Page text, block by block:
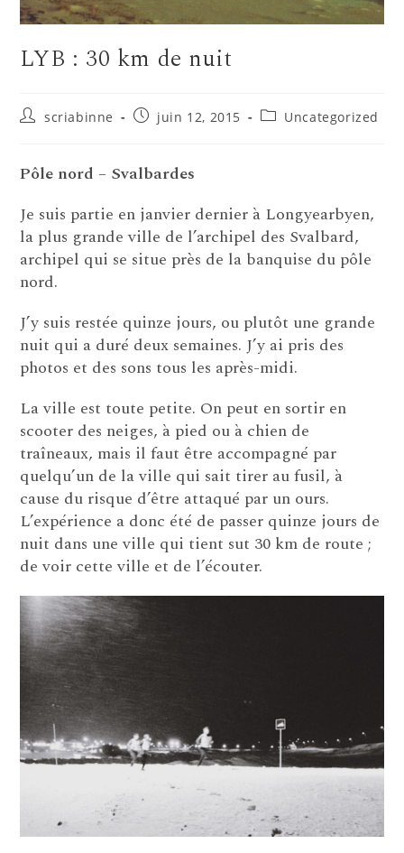
LYB : 30 km de nuit
Auteur/autrice
publication :
scriabinne
Publication
juin 12, 2015
PostUncategorized
Pôle nord – Svalbardes
Je suis partie en janvier dernier à Longyearbyen,
la plus grande ville de l’archipel des Svalbard,
archipel qui se situe près de la banquise du pôle
nord.
J’y suis restée quinze jours, ou plutôt une grande
nuit qui a duré deux semaines. J’y ai pris des
photos et des sons tous les après-midi.
La ville est toute petite. On peut en sortir en
scooter des neiges, à pied ou à chien de
traîneaux, mais il faut être accompagné par
quelqu’un de la ville qui sait tirer au fusil, à
cause du risque d’être attaqué par un ours.
L’expérience a donc été de passer quinze jours de
nuit dans une ville qui tient sut 30 km de route ;
de voir cette ville et de l’écouter.